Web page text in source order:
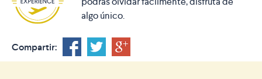
algo único.
Compartir: